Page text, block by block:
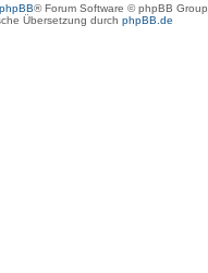
phpBB® Forum Software © phpBB Group
Übersetzung durch phpBB.de